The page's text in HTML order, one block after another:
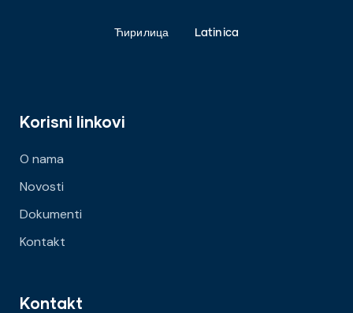
Ћирилица Latinica
Korisni linkovi
O nama
Novosti
Dokumenti
Kontakt
Kontakt